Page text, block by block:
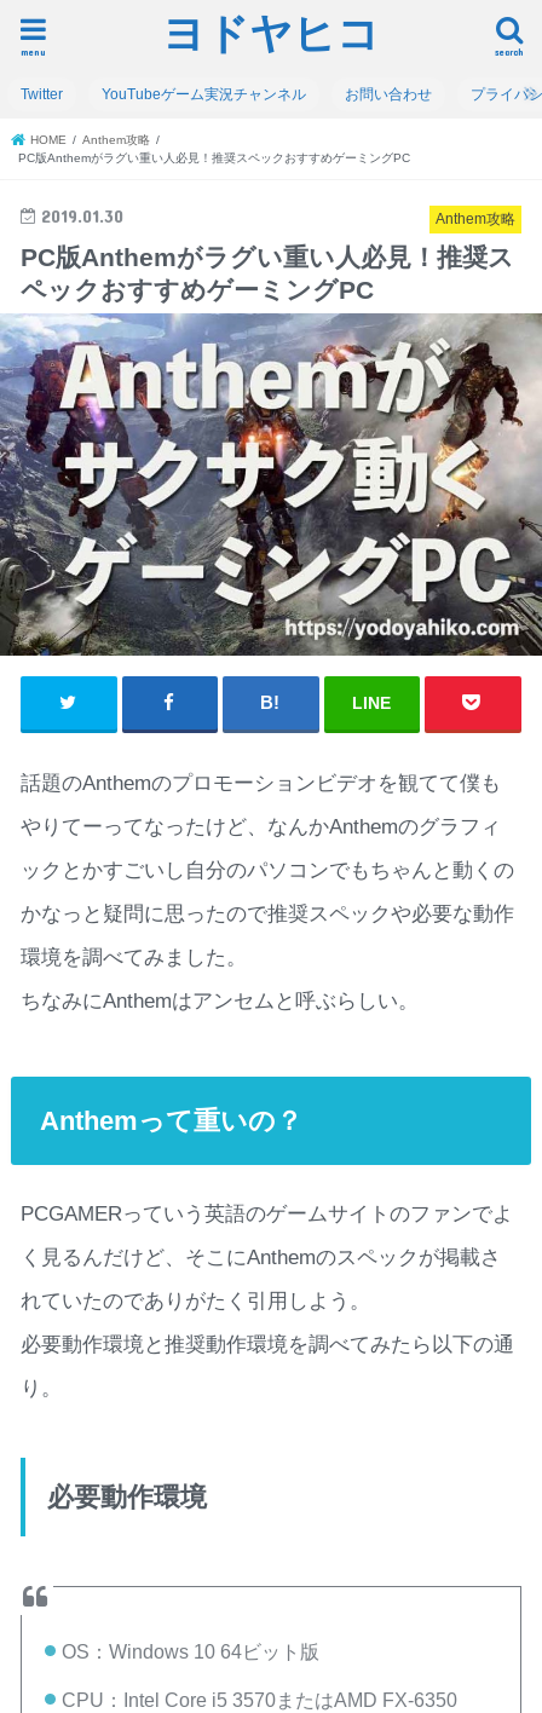
ヨドヤヒコ search
menu
Twitter YouTubeゲーム実況チャンネル お問い合わせ プライバ
HOME
Anthem攻略
PC版Anthemがラグい重い人必見！推奨スペックおすすめゲーミングPC
Anthem攻略
2019.01.30
PC版Anthemがラグい重い人必見！推奨ス
ペックおすすめゲーミングPC
LINE
話題のAnthemのプロモーションビデオを観てて僕も
やりてーってなったけど、なんかAnthemのグラフィ
ックとかすごいし自分のパソコンでもちゃんと動くの
かなっと疑問に思ったので推奨スペックや必要な動作
環境を調べてみました。
ちなみにAnthemはアンセムと呼ぶらしい。
Anthemって重いの？
PCGAMERっていう英語のゲームサイトのファンでよ
く見るんだけど、そこにAnthemのスペックが掲載さ
れていたのでありがたく引用しよう。
必要動作環境と推奨動作環境を調べてみたら以下の通
り。
必要動作環境
OS：Windows 10 64ビット版
CPU：Intel Core i5 3570またはAMD FX-6350